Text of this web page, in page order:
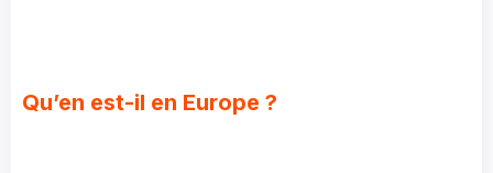
Qu’en est-il en Europe ?